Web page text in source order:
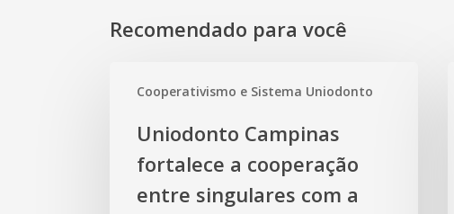
Recomendado para você
Cooperativismo e Sistema Uniodonto
Campinas
cooperação
entre
Uniodonto Campinas
fortalece a cooperação
entre singulares com a